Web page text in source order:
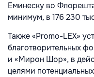
Еминеску во
минимум, в 176 230
Также «Promo-LEX»
благотворительных
и «Мирон Шор», в
целями